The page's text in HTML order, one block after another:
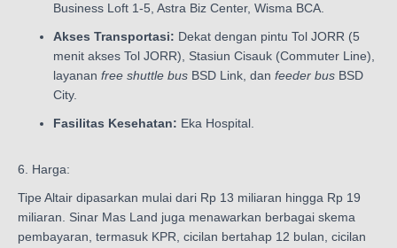
Business Loft 1-5, Astra Biz Center, Wisma BCA.
Akses Transportasi: Dekat dengan pintu Tol JORR (5
menit akses Tol JORR), Stasiun Cisauk (Commuter Line),
layanan free shuttle bus BSD Link, dan feeder bus BSD
City.
Fasilitas Kesehatan: Eka Hospital.
6. Harga:
Tipe Altair dipasarkan mulai dari Rp 13 miliaran hingga Rp 19
miliaran. Sinar Mas Land juga menawarkan berbagai skema
pembayaran, termasuk KPR, cicilan bertahap 12 bulan, cicilan